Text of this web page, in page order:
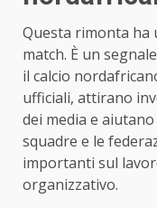
Questa rimonta ha
match. È un
il calcio
ufficiali, attirano
dei media e
squadre e le
importanti sul
organizzativo.